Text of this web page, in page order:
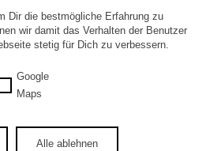
Leiterplatten Klasse 1 A
1 A
Dir die bestmögliche Erfahrung zu
wir damit das Verhalten der Benutzer
stetig für Dich zu verbessern.
Google
Maps
Alle ablehnen